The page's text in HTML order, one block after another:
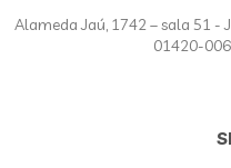
Alameda Jaú, 1742 – sala 51 -
01420-